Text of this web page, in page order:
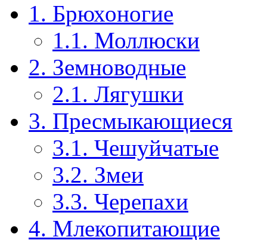
1. Брюхоногие
1.1. Моллюски
2. Земноводные
2.1. Лягушки
3. Пресмыкающиеся
3.1. Чешуйчатые
3.2. Змеи
3.3. Черепахи
4. Млекопитающие